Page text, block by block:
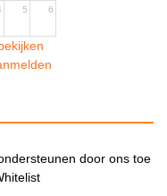
5 6
door ons toe